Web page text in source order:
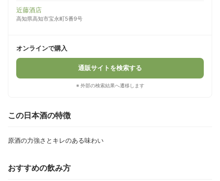
近藤酒店
高知県高知市宝永町5番9号
オンラインで購入
通販サイトを検索する
※ 外部の検索結果へ遷移します
この日本酒の特徴
原酒の力強さとキレのある味わい
おすすめの飲み方